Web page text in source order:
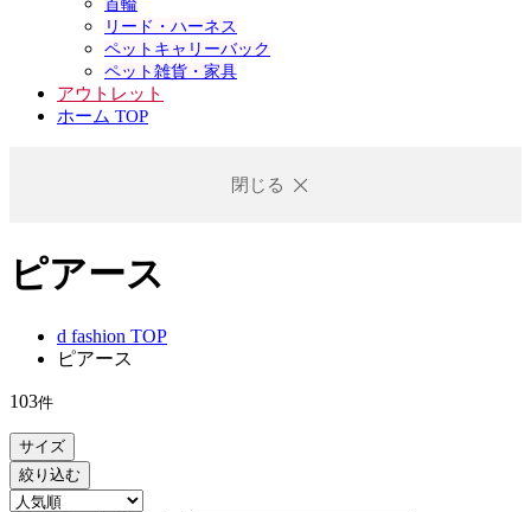
首輪
リード・ハーネス
ペットキャリーバック
ペット雑貨・家具
アウトレット
ホーム TOP
閉じる
ピアース
d fashion TOP
ピアース
103件
サイズ
絞り込む